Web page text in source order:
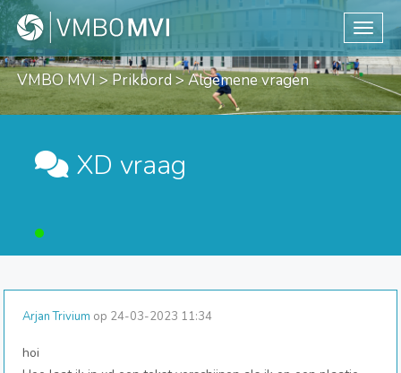
VMBO MVI >Prikbord > Algemene vragen
XD vraag
Arjan Trivium op 24-03-2023 11:34
hoi